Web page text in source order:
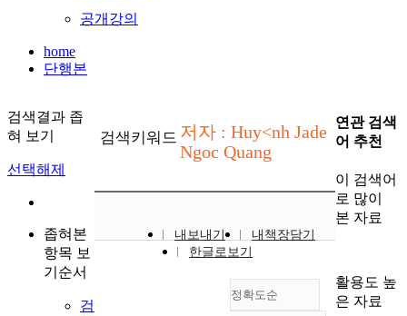
공개강의
home
단행본
검색결과 좁
혀 보기
선택해제
좁혀본
항목 보
기순서
검
검색키워드 저자 : Huy<nh Jade
Ngoc Quang
내보내기
내책장담기
한글로보기
정확도순
연관 검색
어 추천
이 검색어
로 많이
본 자료
활용도 높
은 자료